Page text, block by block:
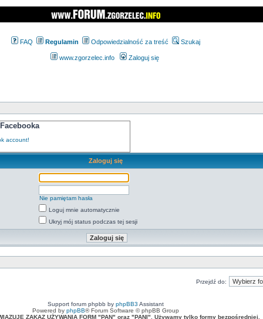
FAQ Regulamin Odpowiedzialność za treść Szukaj
www.zgorzelec.info Zaloguj się
Zaloguj się
Nie pamiętam hasła
Loguj mnie automatycznie
Ukryj mój status podczas tej sesji
Przejdź do:
Support forum phpbb by phpBB3 Assistant
Powered by phpBB® Forum Software © phpBB Group
ZAKAZ UŻYWANIA FORM "PAN" oraz "PANI". Używamy tylko formy bezpośredniej.